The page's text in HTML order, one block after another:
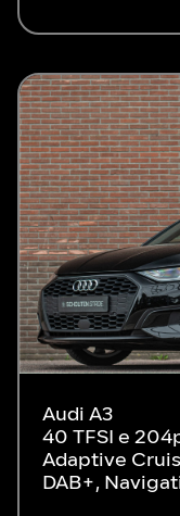
Audi A3
40 TFSI e
Adaptive
DAB+,